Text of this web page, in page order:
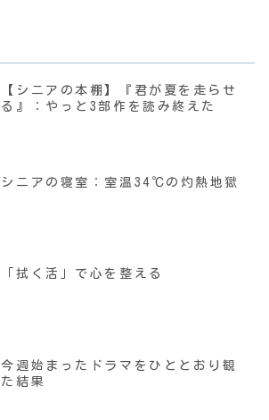
【シニアの本棚】『君が夏を走らせ
る』：やっと3部作を読み終えた
シニアの寝室：室温34℃の灼熱地獄
「拭く活」で心を整える
今週始まったドラマをひととおり観
た結果